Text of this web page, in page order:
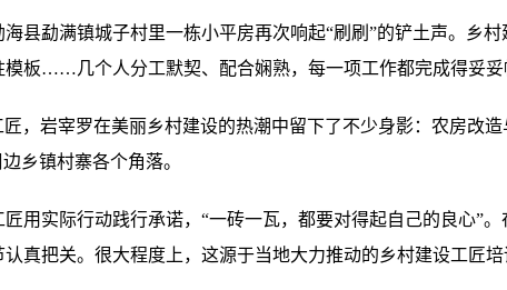
县勐满镇城子村里一栋小平房再次响起“刷刷”的铲土声。乡
板……几个人分工默契、配合娴熟，每一项工作都完成得妥妥
，岩宰罗在美丽乡村建设的热潮中留下了不少身影：农房改
乡镇村寨各个角落。
用实际行动践行承诺，“一砖一瓦，都要对得起自己的良心
真把关。很大程度上，这源于当地大力推动的乡村建设工匠培